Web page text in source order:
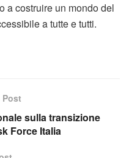
a costruire un mondo del
a tutte e tutti.
Post
sulla transizione
Force Italia